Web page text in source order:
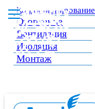
Кондиционирование
Отопление
Вентиляция
Изоляция
Монтаж